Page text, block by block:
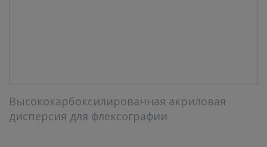
Высококарбоксилированная акриловая
дисперсия для флексографии